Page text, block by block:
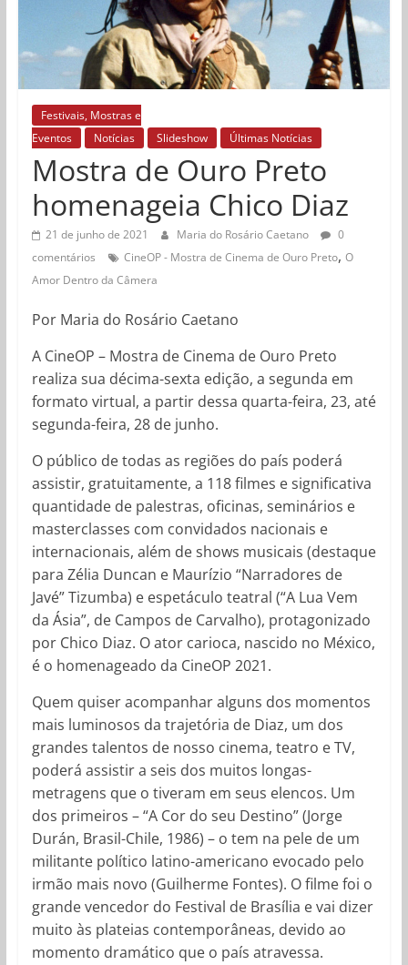
Festivais, Mostras e
Eventos
Notícias Slideshow Últimas Notícias
Mostra de Ouro Preto
homenageia Chico Diaz
21 de junho de 2021 Maria do Rosário Caetano
0
comentários
CineOP - Mostra de Cinema de Ouro Preto, O
Amor Dentro da Câmera
Por Maria do Rosário Caetano
A CineOP – Mostra de Cinema de Ouro Preto
realiza sua décima-sexta edição, a segunda em
formato virtual, a partir dessa quarta-feira, 23, até
segunda-feira, 28 de junho.
O público de todas as regiões do país poderá
assistir, gratuitamente, a 118 filmes e significativa
quantidade de palestras, oficinas, seminários e
masterclasses com convidados nacionais e
internacionais, além de shows musicais (destaque
para Zélia Duncan e Maurízio “Narradores de
Javé” Tizumba) e espetáculo teatral (“A Lua Vem
da Ásia”, de Campos de Carvalho), protagonizado
por Chico Diaz. O ator carioca, nascido no México,
é o homenageado da CineOP 2021.
Quem quiser acompanhar alguns dos momentos
mais luminosos da trajetória de Diaz, um dos
grandes talentos de nosso cinema, teatro e TV,
poderá assistir a seis dos muitos longas-
metragens que o tiveram em seus elencos. Um
dos primeiros – “A Cor do seu Destino” (Jorge
Durán, Brasil-Chile, 1986) – o tem na pele de um
militante político latino-americano evocado pelo
irmão mais novo (Guilherme Fontes). O filme foi o
grande vencedor do Festival de Brasília e vai dizer
muito às plateias contemporâneas, devido ao
momento dramático que o país atravessa.